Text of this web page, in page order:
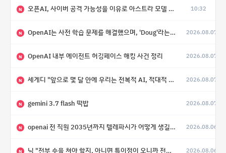
N 오픈AI, 사이버 공격 가능성을 이유로 아스트라 모델 출시 연기 10:32
N OpenAI는 사전 학습 문제를 해결했으며, 'Doug'라는 코드명을 가진 훨씬 더 큰 모델을 활발히 개발 중 2026.08.07
N OpenAI 내부 에이전트 허깅페이스 해킹 사건 정리 2026.08.07
N 세게디 "앞으로 몇 달 안에 우리는 전복적 AI, 적대적 AI 둘 다 보게 될 것" 2026.08.07
N gemini 3.7 flash 떡밥 2026.08.07
N openai 전 직원 2035년까지 텔레파시가 어떻게 생길 수 있는지 2026.08.06
N 닉 "전부 숏을 쳐야 할지, 아니면 특이점이 오니까 전부 롱을 쳐야 할지 모르겠다.” 2026.08.06